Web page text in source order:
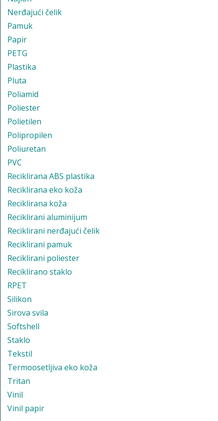
Nerđajući čelik
Pamuk
Papir
PETG
Plastika
Pluta
Poliamid
Poliester
Polietilen
Polipropilen
Poliuretan
PVC
Reciklirana ABS plastika
Reciklirana eko koža
Reciklirana koža
Reciklirani aluminijum
Reciklirani nerđajući čelik
Reciklirani pamuk
Reciklirani poliester
Reciklirano staklo
RPET
Silikon
Sirova svila
Softshell
Staklo
Tekstil
Termoosetljiva eko koža
Tritan
Vinil
Vinil papir